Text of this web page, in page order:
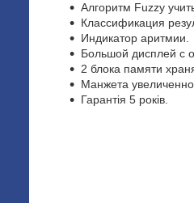
Алгоритм Fuzzy
Классификация
Индикатор аритмии.
Большой дисплей с
2 блока памяти
Манжета
Гарантія 5 років.